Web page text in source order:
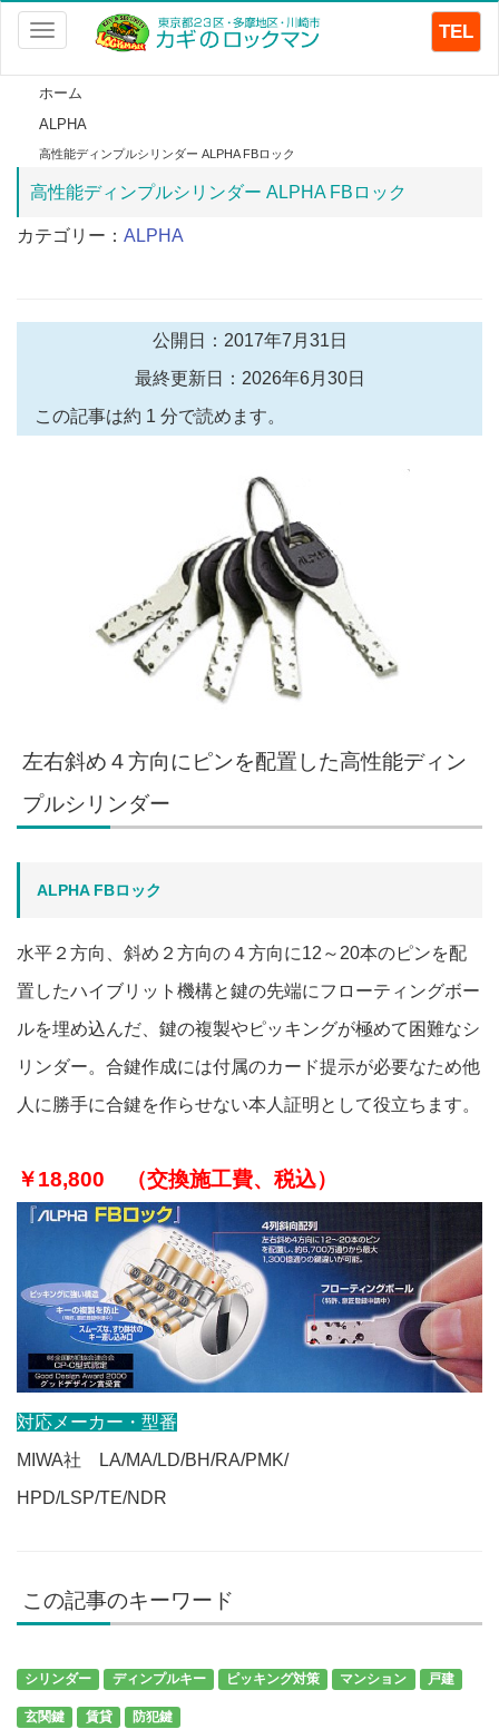
Toggle
navigation
TEL
ホーム
ALPHA
高性能ディンプルシリンダー ALPHA FBロック
高性能ディンプルシリンダー ALPHA FBロック
カテゴリー： ALPHA
公開日：2017年7月31日
最終更新日：2026年6月30日
この記事は約 1 分で読めます。
左右斜め４方向にピンを配置した高性能ディン
プルシリンダー
ALPHA FBロック
水平２方向、斜め２方向の４方向に12～20本のピンを配
置したハイブリット機構と鍵の先端にフローティングボー
ルを埋め込んだ、鍵の複製やピッキングが極めて困難なシ
リンダー。合鍵作成には付属のカード提示が必要なため他
人に勝手に合鍵を作らせない本人証明として役立ちます。
￥18,800 （交換施工費、税込）
対応メーカー・型番
MIWA社 LA/MA/LD/BH/RA/PMK/
HPD/LSP/TE/NDR
この記事のキーワード
シリンダー ディンプルキー ピッキング対策 マンション 戸建
玄関鍵 賃貸 防犯鍵